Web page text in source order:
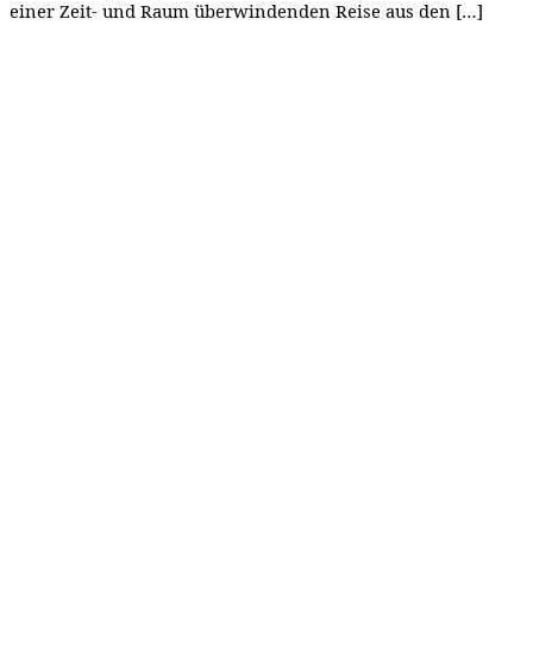
einer Zeit- und Raum überwindenden Reise aus den […]